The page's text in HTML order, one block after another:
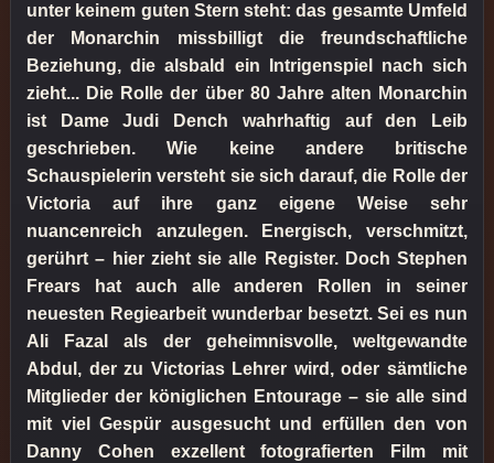
unter keinem guten Stern steht: das gesamte Umfeld
der Monarchin missbilligt die freundschaftliche
Beziehung, die alsbald ein Intrigenspiel nach sich
zieht... Die Rolle der über 80 Jahre alten Monarchin
ist Dame Judi Dench wahrhaftig auf den Leib
geschrieben. Wie keine andere britische
Schauspielerin versteht sie sich darauf, die Rolle der
Victoria auf ihre ganz eigene Weise sehr
nuancenreich anzulegen. Energisch, verschmitzt,
gerührt – hier zieht sie alle Register. Doch Stephen
Frears hat auch alle anderen Rollen in seiner
neuesten Regiearbeit wunderbar besetzt. Sei es nun
Ali Fazal als der geheimnisvolle, weltgewandte
Abdul, der zu Victorias Lehrer wird, oder sämtliche
Mitglieder der königlichen Entourage – sie alle sind
mit viel Gespür ausgesucht und erfüllen den von
Danny Cohen exzellent fotografierten Film mit